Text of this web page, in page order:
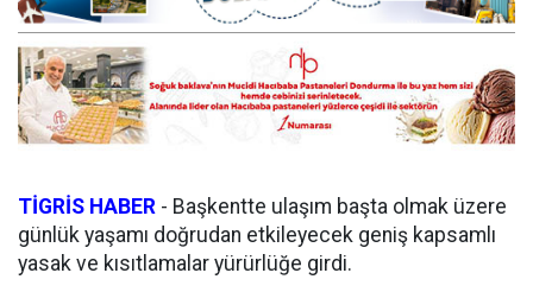
TİGRİS HABER - Başkentte ulaşım başta olmak üzere
günlük yaşamı doğrudan etkileyecek geniş kapsamlı
yasak ve kısıtlamalar yürürlüğe girdi.